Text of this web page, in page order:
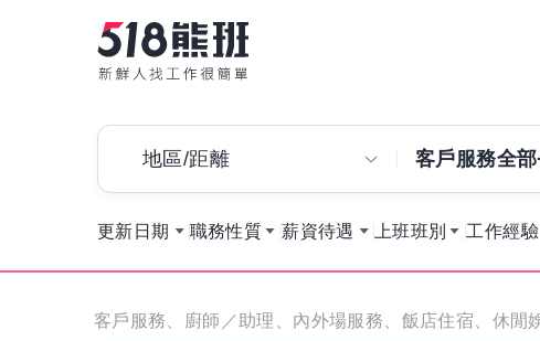
地區/距離
更新日期 職務性質 薪資待遇 上班班別 工作經驗